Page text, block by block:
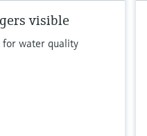
visible
for water quality